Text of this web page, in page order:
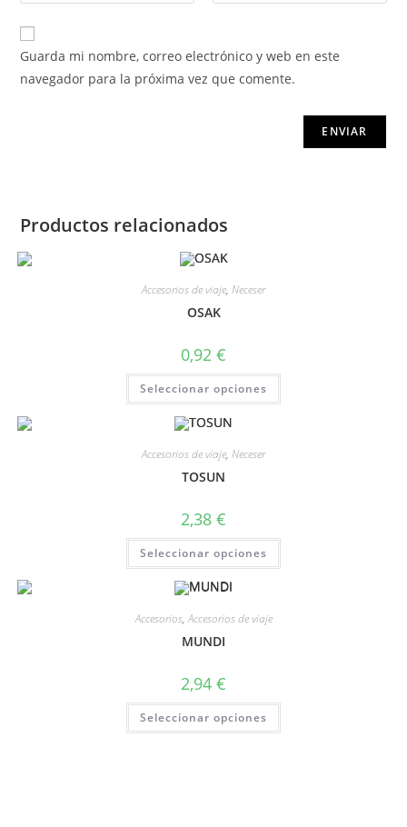
Guarda mi nombre, correo electrónico y web en este
navegador para la próxima vez que comente.
Productos relacionados
Accesorios de viaje, Neceser
OSAK
0,92 €
Seleccionar opciones
Accesorios de viaje, Neceser
TOSUN
2,38 €
Seleccionar opciones
Accesorios,Accesorios de viaje
MUNDI
2,94 €
Seleccionar opciones